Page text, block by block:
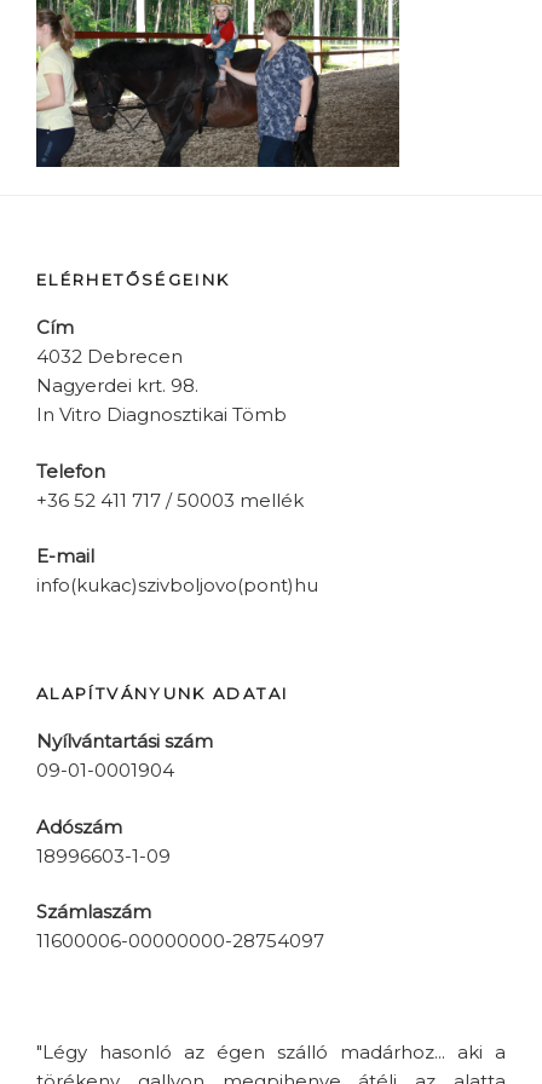
ELÉRHETŐSÉGEINK
Cím
4032 Debrecen
Nagyerdei krt. 98.
In Vitro Diagnosztikai Tömb
Telefon
+36 52 411 717 / 50003 mellék
E-mail
info(kukac)szivboljovo(pont)hu
ALAPÍTVÁNYUNK ADATAI
Nyílvántartási szám
09-01-0001904
Adószám
18996603-1-09
Számlaszám
11600006-00000000-28754097
"Légy hasonló az égen szálló madárhoz... aki a